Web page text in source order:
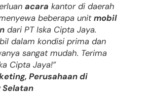
acara kantor di daerah
beberapa unitmobil
dari PT Iska Cipta Jaya.
dalam kondisi prima dan
sangat mudah. Terima
Cipta Jaya!”
Perusahaan di
Selatan